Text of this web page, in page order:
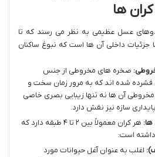
ها
عسل عظیمی به نظر می رسند که تا
اما جزئیات داخلی آن ها است که نبوغ ساکنان
صخره های مخروطی از جنس
شده اند که به مرور زمان سخت و
آن ها نه تنها زیبایی بصری خاصی
سازه نیز نقش دارد.
ها:
هر کران معمولاً بین ۲ تا ۴ طبقه دارد که
است:
اغلب به عنوان آغل حیوانات مورد